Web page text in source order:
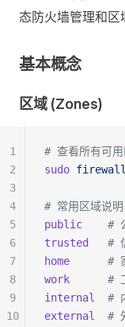
态防火墙管理和区
基本概念
区域 (Zones)
# 查看所有可用
sudo
# 常用区域说明
public
#
trusted
#
home
#
work
#
internal
#
external
#
1
2
3
4
5
6
7
8
9
10